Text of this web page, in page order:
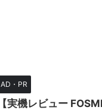
AD・PR
【実機レビュー